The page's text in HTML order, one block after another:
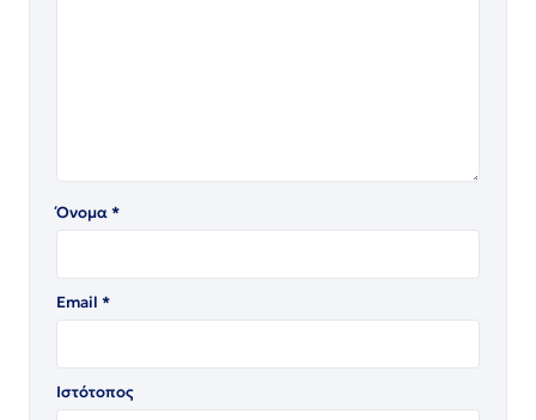
Όνομα*
Email *
Ιστότοπος